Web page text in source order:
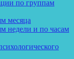
по группам
месяца
недели и по часам